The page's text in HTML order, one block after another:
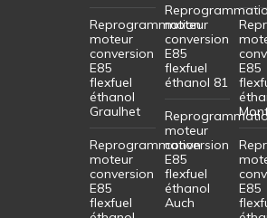
Reprogrammation
moteur
conversion
E85
flexfuel
éthanol
Graulhet
Reprogrammation
moteur
conversion
E85
flexfuel
moteur
conversion
E85
flexfuel
éthanol 81
moteur
conversion
E85
flexfuel
éthanol
Auch
E85
E85